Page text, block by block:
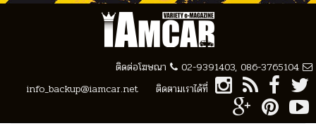
ติดต่อโฆษณา
02-9391403, 086-3765104
info_backup@iamcar.net
ติดตามเราได้ที่
ไม่พบสิ่งใด